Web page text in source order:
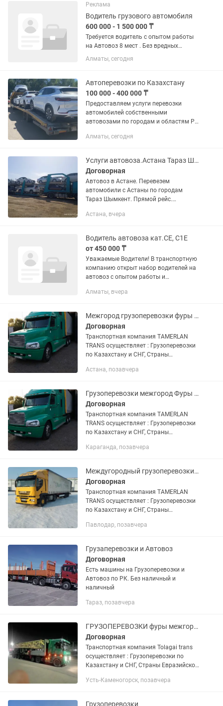
Казахстану и за его пределами. За
каждым рейсом стоят...
Реклама
Водитель грузового автомобиля
600 000 - 1 500 000 ₸
Требуется водитель с опытом работы
на Автовоз 8 мест . Без вредных
привычек. Ответственный.
Алматы, сегодня
Автоперевозки по Казахстану
100 000 - 400 000 ₸
Предоставляем услуги перевозки
автомобилей собственными
автовозами по городам и областям РК
аккуратно; - полный пакет документов;
Алматы, сегодня
Услуги автовоза.Астана Тараз Шымкент
Договорная
Автовоз в Астане. Перевезем
автомобили с Астаны по городам
Тараз Шымкент. Прямой рейс.
юридическими лицами
Астана, вчера
Водитель автовоза кат.СЕ, С1Е
от 450 000 ₸
Уважаемые Водители! В транспортную
компанию открыт набор водителей на
автовоз с опытом работы и
С1Е. Приглашаем кандидатов, которые
Алматы, вчера
Межгород грузоперевозки фуры Тента площадки камазы
Договорная
Транспортная компания TAMERLAN
TRANS осуществляет : Грузоперевозки
по Казахстану и СНГ, Страны
Доставка груза отдельной машиной от
Астана, позавчера
Грузоперевозки межгород Фуры тентовки площадки камазы тралы
Договорная
Транспортная компания TAMERLAN
TRANS осуществляет : Грузоперевозки
по Казахстану и СНГ, Страны
Доставка груза отдельной машиной от
Караганда, позавчера
Междугородный грузоперевозки фуры Тент площадки камазы газельи по Казахстан
Договорная
Транспортная компания TAMERLAN
TRANS осуществляет : Грузоперевозки
по Казахстану и СНГ, Страны
Доставка груза отдельной машиной от
Павлодар, позавчера
Грузаперевозки и Автовоз
Договорная
Есть машины на Грузоперевозки и
Автовоз по РК. Без наличный и
наличный
Тараз, позавчера
ГРУЗОПЕРЕВОЗКИ фуры межгород перевозка груза тент 24/7
Договорная
Транспортная компания Tolagai trans
осуществляет : Грузоперевозки по
Казахстану и СНГ, Страны Евразийской
отдельной машиной от двери до двери.
Усть-Каменогорск, позавчера
Грузоперевозки